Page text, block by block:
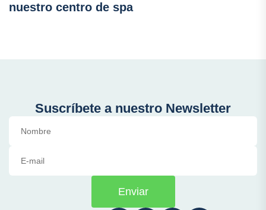
nuestro centro de spa
Suscríbete a nuestro Newsletter
Enviar